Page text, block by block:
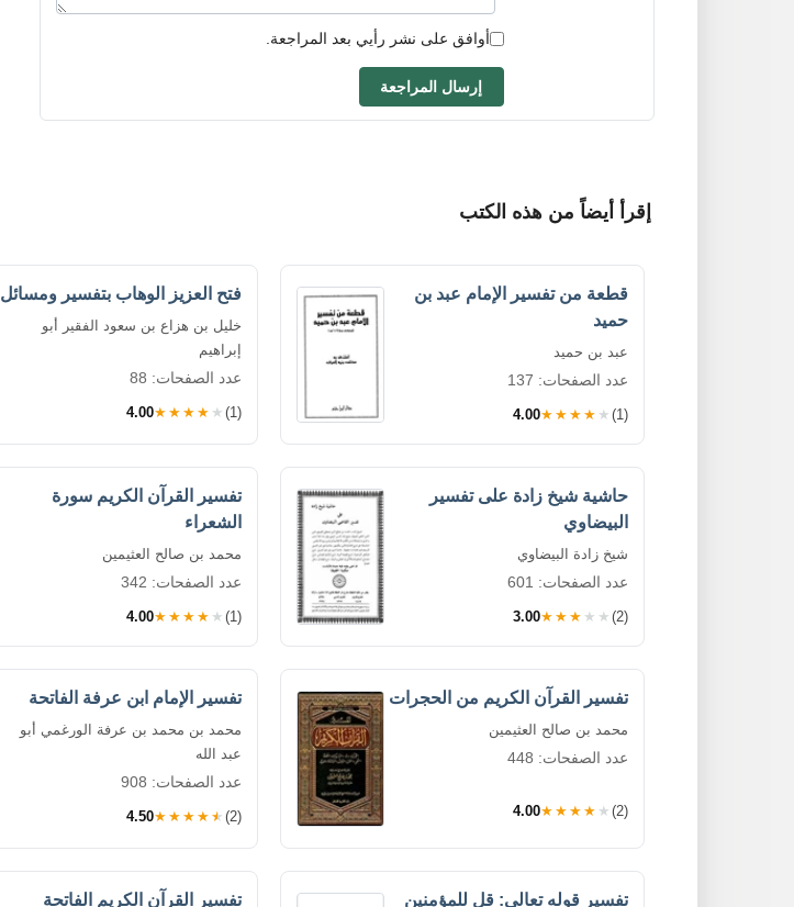
أوافق على نشر رأيي بعد المراجعة.
إرسال المراجعة
إقرأ أيضاً من هذه الكتب
قطعة من تفسير الإمام عبد بن
حميد
عبد بن حميد
عدد الصفحات: 137
4.00★★★★★ (1)
فتح العزيز الوهاب بتفسير ومسائل
خليل بن هزاع بن سعود الفقير أبو
إبراهيم
عدد الصفحات: 88
4.00★★★★★ (1)
حاشية شيخ زادة على تفسير
البيضاوي
شيخ زادة البيضاوي
عدد الصفحات: 601
3.00★★★★★ (2)
تفسير القرآن الكريم سورة
الشعراء
محمد بن صالح العثيمين
عدد الصفحات: 342
4.00★★★★★ (1)
تفسير القرآن الكريم من الحجرات
محمد بن صالح العثيمين
عدد الصفحات: 448
4.00★★★★★ (2)
تفسير الإمام ابن عرفة الفاتحة
محمد بن محمد بن عرفة الورغمي أبو
عبد الله
عدد الصفحات: 908
4.50★★★★★ (2)
تفسير قوله تعالى: قل للمؤمنين تفسير القرآن الكريم الفاتحة